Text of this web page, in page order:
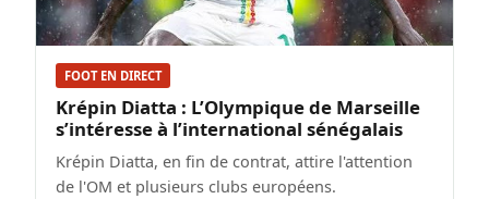
FOOT EN DIRECT
Krépin Diatta : L’Olympique de Marseille
s’intéresse à l’international sénégalais
Krépin Diatta, en fin de contrat, attire l'attention
de l'OM et plusieurs clubs européens.